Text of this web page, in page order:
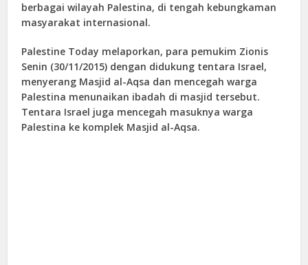
berbagai wilayah Palestina, di tengah kebungkaman
masyarakat internasional.
Palestine Today melaporkan, para pemukim Zionis
Senin (30/11/2015) dengan didukung tentara Israel,
menyerang Masjid al-Aqsa dan mencegah warga
Palestina menunaikan ibadah di masjid tersebut.
Tentara Israel juga mencegah masuknya warga
Palestina ke komplek Masjid al-Aqsa.